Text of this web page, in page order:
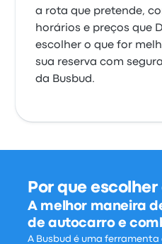
a rota que pretende,
horários e preços que
escolher o que for
sua reserva com
da Busbud.
Por que escolher
A melhor maneira
de autocarro e
A Busbud é uma